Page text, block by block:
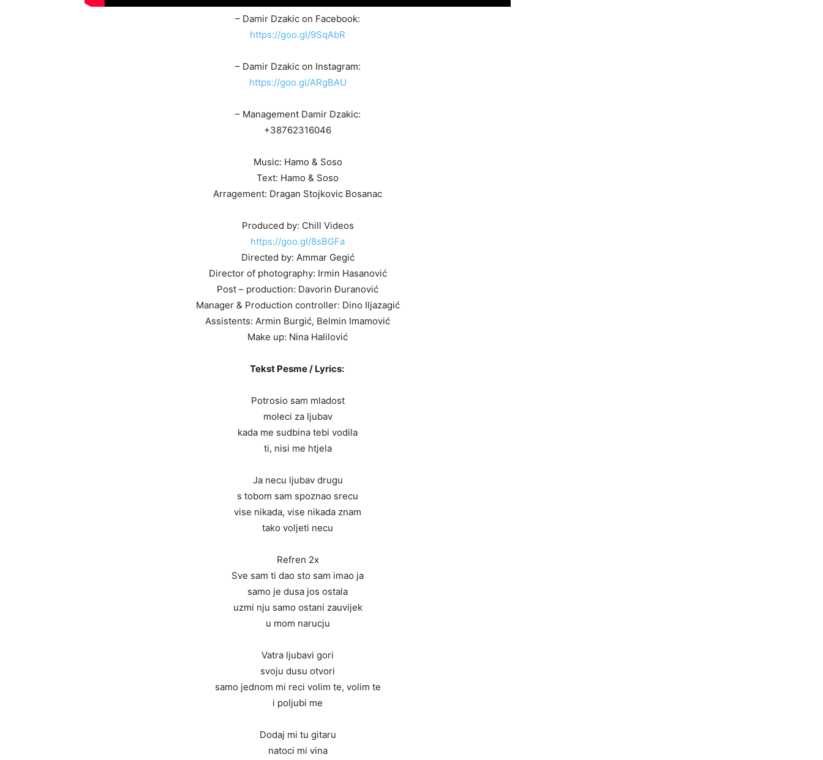
– Damir Dzakic on Facebook:
https://goo.gl/9SqAbR
– Damir Dzakic on Instagram:
https://goo.gl/ARgBAU
– Management Damir Dzakic:
+38762316046
Music: Hamo & Soso
Text: Hamo & Soso
Arragement: Dragan Stojkovic Bosanac
Produced by: Chill Videos
https://goo.gl/8sBGFa
Directed by: Ammar Gegić
Director of photography: Irmin Hasanović
Post – production: Davorin Đuranović
Manager & Production controller: Dino Iljazagić
Assistents: Armin Burgić, Belmin Imamović
Make up: Nina Halilović
Tekst Pesme / Lyrics:
Potrosio sam mladost
moleci za ljubav
kada me sudbina tebi vodila
ti, nisi me htjela
Ja necu ljubav drugu
s tobom sam spoznao srecu
vise nikada, vise nikada znam
tako voljeti necu
Refren 2x
Sve sam ti dao sto sam imao ja
samo je dusa jos ostala
uzmi nju samo ostani zauvijek
u mom narucju
Vatra ljubavi gori
svoju dusu otvori
samo jednom mi reci volim te, volim te
i poljubi me
Dodaj mi tu gitaru
natoci mi vina